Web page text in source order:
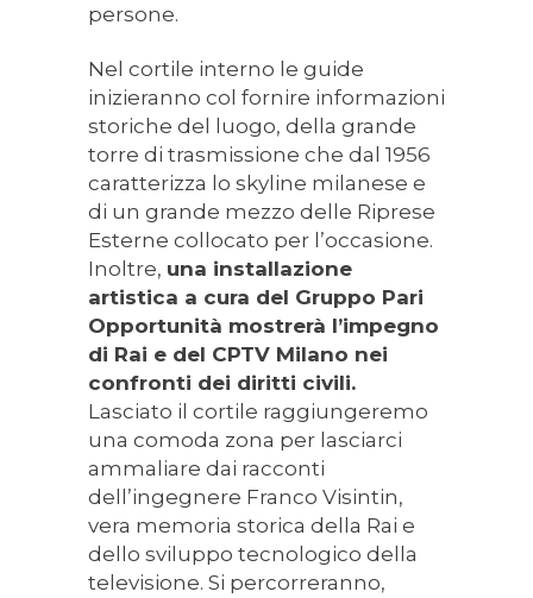
persone.
Nel cortile interno le guide
inizieranno col fornire informazioni
storiche del luogo, della grande
torre di trasmissione che dal 1956
caratterizza lo skyline milanese e
di un grande mezzo delle Riprese
Esterne collocato per l’occasione.
Inoltre, una installazione
artistica a cura del Gruppo Pari
Opportunità mostrerà l’impegno
di Rai e del CPTV Milano nei
confronti dei diritti civili.
Lasciato il cortile raggiungeremo
una comoda zona per lasciarci
ammaliare dai racconti
dell’ingegnere Franco Visintin,
vera memoria storica della Rai e
dello sviluppo tecnologico della
televisione. Si percorreranno,